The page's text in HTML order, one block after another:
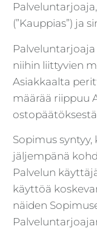
(”Kauppias”) ja
niihin liittyvien
Asiakkaalta
määrää riippuu
Sopimus
jäljempänä
Palvelun
käyttöä
näiden